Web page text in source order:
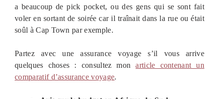
a beaucoup de pick pocket, ou des gens qui se sont fait
voler en sortant de soirée car il traînait dans la rue ou était
soûl à Cap Town par exemple.
Partez avec une assurance voyage s’il vous arrive
quelques choses : consultez monarticle contenant un
comparatif d’assurance voyage.